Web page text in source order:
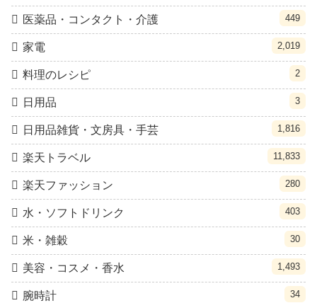
医薬品・コンタクト・介護 449
家電 2,019
料理のレシピ 2
日用品 3
日用品雑貨・文房具・手芸 1,816
楽天トラベル 11,833
楽天ファッション 280
水・ソフトドリンク 403
米・雑穀 30
美容・コスメ・香水 1,493
腕時計 34